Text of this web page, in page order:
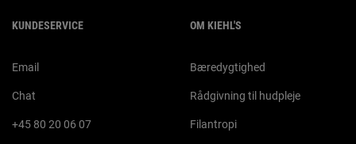
KUNDESERVICE
Email
Chat
+45 80 20 06 07
OM KIEHL'S
Bæredygtighed
Rådgivning til hudpleje
Filantropi